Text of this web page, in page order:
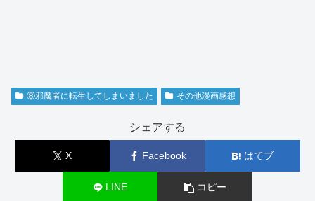
⑧邪魔者に転生してしまいました その他漫画感想
シェアする
X Facebook はてブ
LINE コピー